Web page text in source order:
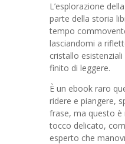
L’esplorazione
parte della storia
tempo
lasciandomi a
cristallo
finito di leggere.
È un ebook raro
ridere e piangere,
frase, ma questo
tocco delicato,
esperto che